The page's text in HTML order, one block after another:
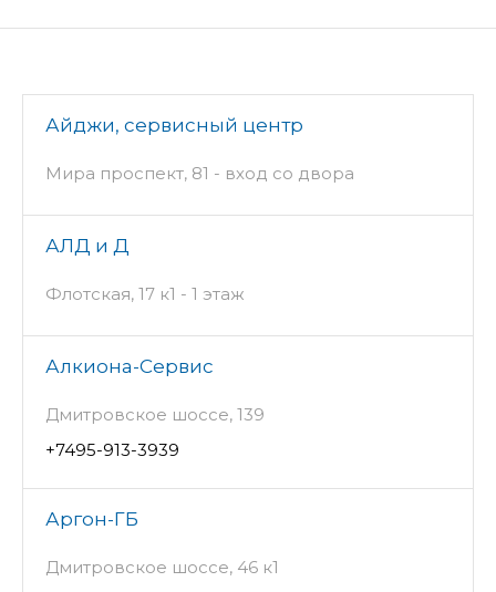
Айджи, сервисный центр
Мира проспект, 81 - вход со двора
АЛД и Д
Флотская, 17 к1 - 1 этаж
Алкиона-Сервис
Дмитровское шоссе, 139
+7495-913-3939
Аргон-ГБ
Дмитровское шоссе, 46 к1